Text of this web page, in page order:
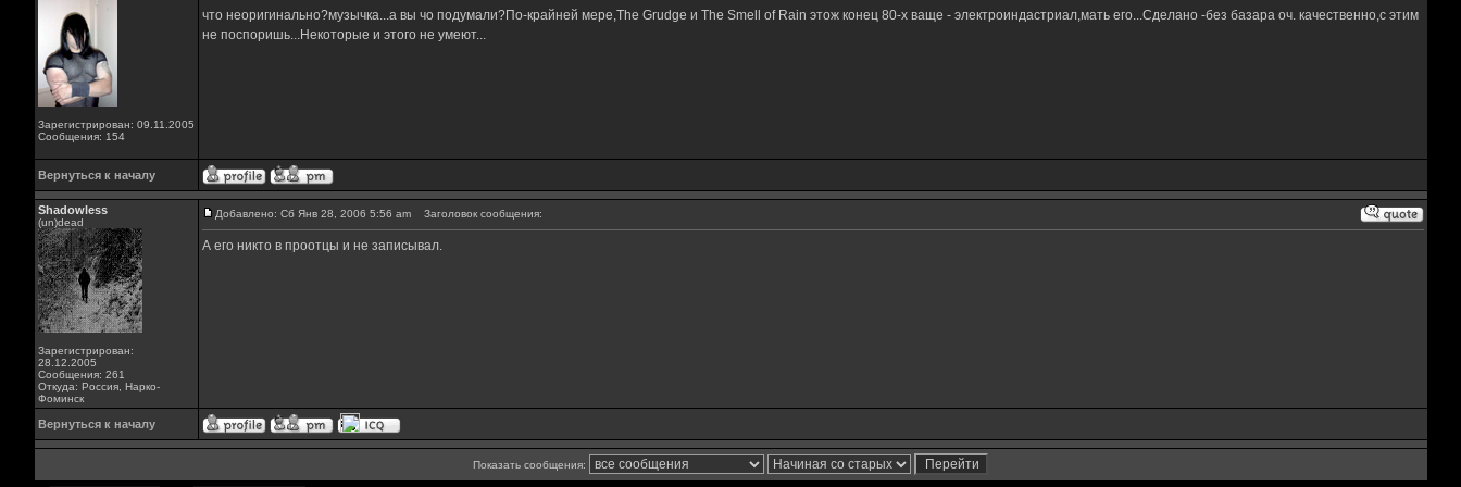
Зарегистрирован: 09.11.2005
Сообщения: 154
что неоригинально?музычка...а вы чо подумали?По-крайней мере,The Grudge и The Smell of Rain этож конец 80-х ваще - электроиндастриал,мать его...Сделано -без базара оч. качественно,с этим
не поспоришь...Некоторые и этого не умеют...
Вернуться к началу
Shadowless
(un)dead
Зарегистрирован:
28.12.2005
Сообщения: 261
Откуда: Россия, Нарко-
Фоминск
Добавлено: Сб Янв 28, 2006 5:56 am Заголовок сообщения:
А его никто в проотцы и не записывал.
Вернуться к началу
Показать сообщения: